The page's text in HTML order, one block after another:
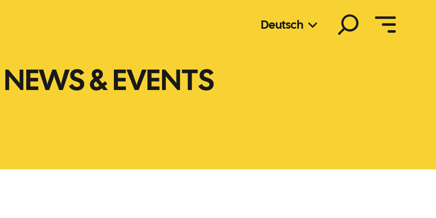
Deutsch
Suchen
NEWS & EVENTS